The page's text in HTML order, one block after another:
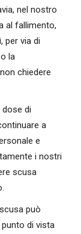
nel nostro
al fallimento,
per via di
la
chiedere
dose di
a
e
i nostri
scusa
può
di vista